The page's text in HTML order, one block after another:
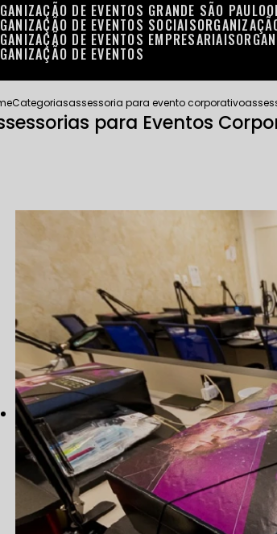
DE EVENTOS GRANDE SÃO PAULO
DE EVENTOS SOCIAIS
DE EVENTOS EMPRESARIAIS
DE EVENTOS
Categoriasassessoria para evento corporativo
para Eventos